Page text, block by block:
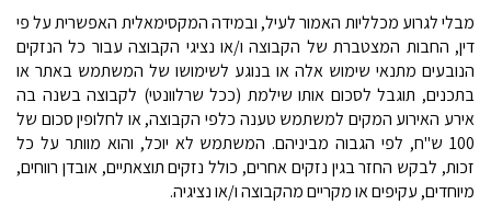
מבלי לגרוע מכלליות האמור לעיל, ובמידה המקסימאלית האפשרית על פי
דין, החבות המצטברת של הקבוצה ו/או נציגי הקבוצה עבור כל הנזקים
הנובעים מתנאי שימוש אלה או בנוגע לשימושו של המשתמש באתר או
בתכנים, תוגבל לסכום אותו שילמת (ככל שרלוונטי) לקבוצה בשנה בה
אירע האירוע המקים למשתמש טענה כלפי הקבוצה, או לחלופין סכום של
100 ש"ח, לפי הגבוה מביניהם. המשתמש לא יוכל, והוא מוותר על כל
זכות, לבקש החזר בגין נזקים אחרים, כולל נזקים תוצאתיים, אובדן רווחים,
מיוחדים, עקיפים או מקריים מהקבוצה ו/או נציגיה.